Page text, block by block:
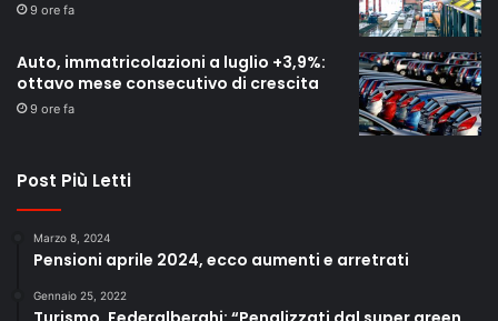
9 ore fa
Auto, immatricolazioni a luglio +3,9%:
ottavo mese consecutivo di crescita
9 ore fa
Post Più Letti
Marzo 8, 2024
Pensioni aprile 2024, ecco aumenti e arretrati
Gennaio 25, 2022